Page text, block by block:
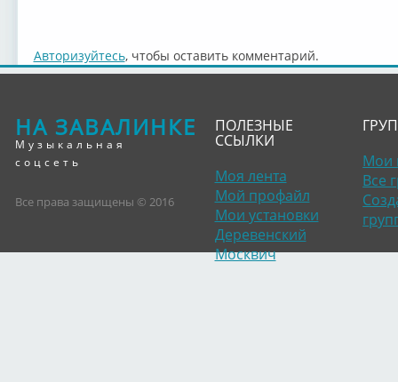
Авторизуйтесь, чтобы оставить комментарий.
НА ЗАВАЛИНКЕ
Музыкальная
соцсеть
Все права защищены © 2016
ПОЛЕЗНЫЕ
ССЫЛКИ
Моя лента
Мой профайл
Мои установки
Деревенский
Москвич
Мои
Все